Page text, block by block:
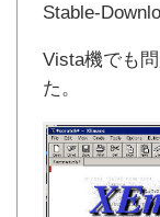
Stable-
Vista機でも
た。